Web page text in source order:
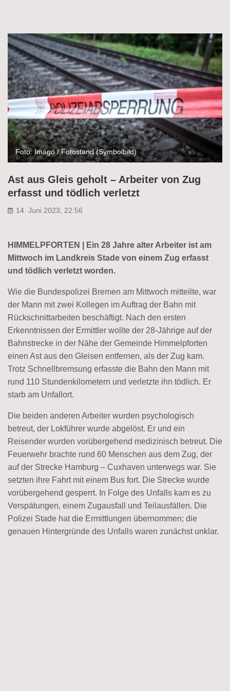
Foto: Imago / Fotostand (Symbolbild)
Ast aus Gleis geholt – Arbeiter von Zug
erfasst und tödlich verletzt
14. Juni 2023, 22:56
HIMMELPFORTEN | Ein 28 Jahre alter Arbeiter ist am
Mittwoch im Landkreis Stade von einem Zug erfasst
und tödlich verletzt worden.
Wie die Bundespolizei Bremen am Mittwoch mitteilte, war
der Mann mit zwei Kollegen im Auftrag der Bahn mit
Rückschnittarbeiten beschäftigt. Nach den ersten
Erkenntnissen der Ermittler wollte der 28-Jährige auf der
Bahnstrecke in der Nähe der Gemeinde Himmelpforten
einen Ast aus den Gleisen entfernen, als der Zug kam.
Trotz Schnellbremsung erfasste die Bahn den Mann mit
rund 110 Stundenkilometern und verletzte ihn tödlich. Er
starb am Unfallort.
Die beiden anderen Arbeiter wurden psychologisch
betreut, der Lokführer wurde abgelöst. Er und ein
Reisender wurden vorübergehend medizinisch betreut. Die
Feuerwehr brachte rund 60 Menschen aus dem Zug, der
auf der Strecke Hamburg – Cuxhaven unterwegs war. Sie
setzten ihre Fahrt mit einem Bus fort. Die Strecke wurde
vorübergehend gesperrt. In Folge des Unfalls kam es zu
Verspätungen, einem Zugausfall und Teilausfällen. Die
Polizei Stade hat die Ermittlungen übernommen; die
genauen Hintergründe des Unfalls waren zunächst unklar.